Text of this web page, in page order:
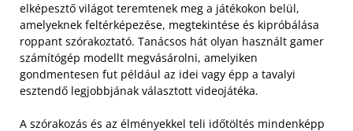
elképesztő világot teremtenek meg a játékokon belül,
amelyeknek feltérképezése, megtekintése és kipróbálása
roppant szórakoztató. Tanácsos hát olyan használt gamer
számítógép modellt megvásárolni, amelyiken
gondmentesen fut például az idei vagy épp a tavalyi
esztendő legjobbjának választott videojátéka.
A szórakozás és az élményekkel teli időtöltés mindenképp